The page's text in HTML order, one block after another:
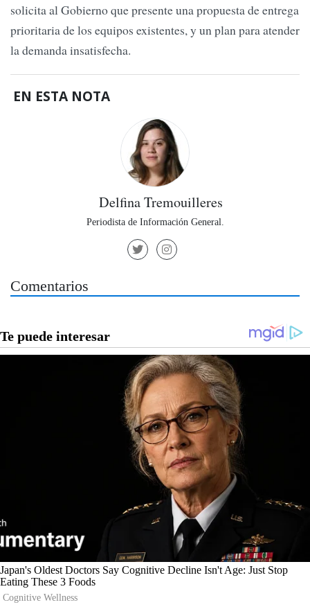
solicita al Gobierno que presente una propuesta de entrega
prioritaria de los equipos existentes, y un plan para atender
la demanda insatisfecha.
EN ESTA NOTA
Delfina Tremouilleres
Periodista de Información General.
Comentarios